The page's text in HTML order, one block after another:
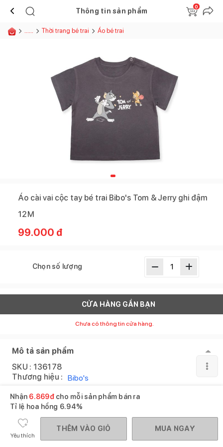
Thông tin sản phẩm
0
...... Thời trang bé trai Áo bé trai
Áo cài vai cộc tay bé trai Bibo's Tom & Jerry ghi đậm
12M
99.000 đ
Chọn số lượng
CỬA HÀNG GẦN BẠN
Chưa có thông tin cửa hàng.
Mô tả sản phẩm
SKU : 136178
Thương hiệu : Bibo's
Sản phẩm tương tự
Nhận 6.869đcho mỗi sản phẩm bán ra
Tỉ lệ hoa hồng 6.94%
Yêu thích
THÊM VÀO GIỎ MUA NGAY